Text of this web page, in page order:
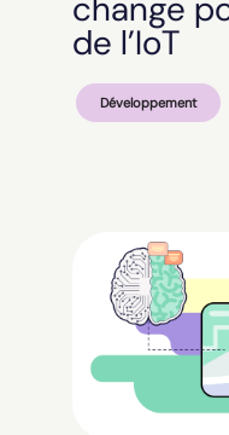
de l’IoT
Développement